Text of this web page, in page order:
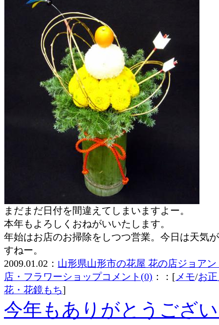
まだまだ日付を間違えてしまいますよー。
本年もよろしくおねがいいたします。
年始はお店のお掃除をしつつ営業。今日は天気
すねー。
2009.01.02： 山形県山形市の花屋 花の店ジョア
店・フラワーショップコメント(0) ：：[メモ/お
花・花鏡もち]
今年もありがとうござ